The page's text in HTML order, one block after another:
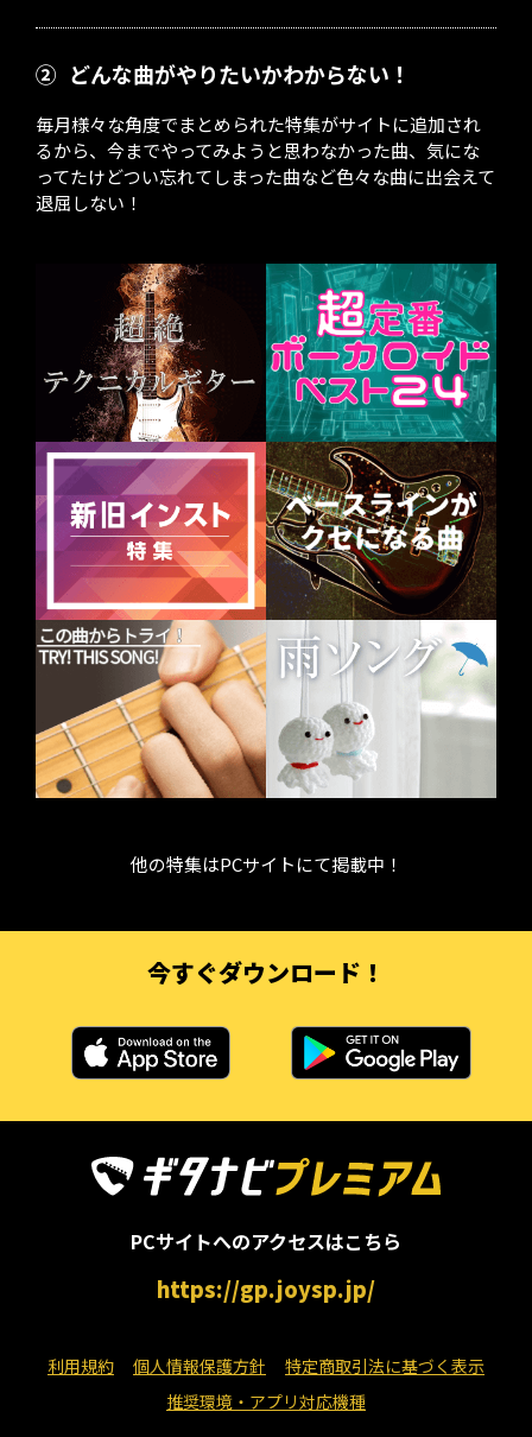
② どんな曲がやりたいかわからない！
毎月様々な角度でまとめられた特集がサイトに追加され
るから、今までやってみようと思わなかった曲、気にな
ってたけどつい忘れてしまった曲など色々な曲に出会えて
退屈しない！
他の特集はPCサイトにて掲載中！
今すぐダウンロード！
PCサイトへのアクセスはこちら
https://gp.joysp.jp/
利用規約 個人情報保護方針
特定商取引法に基づく表示
推奨環境・アプリ対応機種